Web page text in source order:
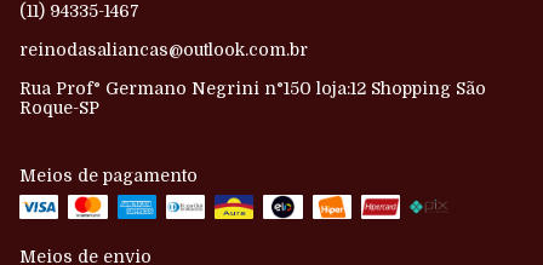
(11) 94335-1467
reinodasaliancas@outlook.com.br
Rua Prof° Germano Negrini n°150 loja:12 Shopping São
Roque-SP
Meios de pagamento
Meios de envio